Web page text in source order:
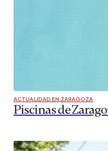
ACTUALIDAD EN ZARAGOZA
Piscinas de